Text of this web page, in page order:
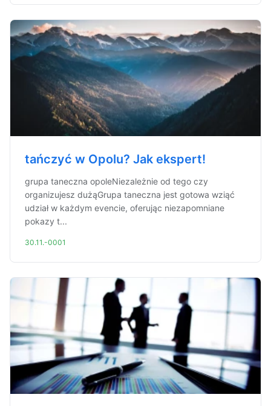
tańczyć w Opolu? Jak ekspert!
grupa taneczna opoleNiezależnie od tego czy
organizujesz dużąGrupa taneczna jest gotowa wziąć
udział w każdym evencie, oferując niezapomniane
pokazy t...
30.11.-0001